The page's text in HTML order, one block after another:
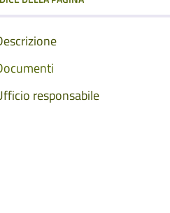
responsabile